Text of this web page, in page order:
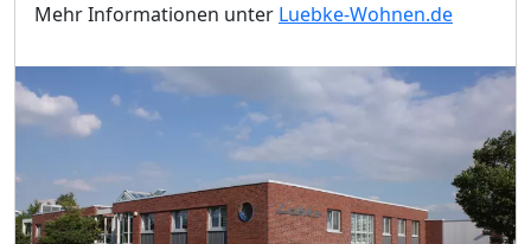
Mehr Informationen unter Luebke-Wohnen.de